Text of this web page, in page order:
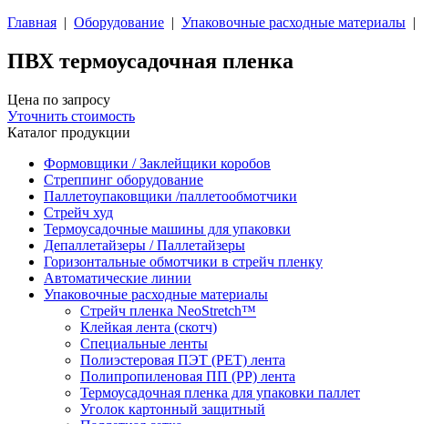
Главная | Оборудование | Упаковочные расходные материалы |
ПВХ термоусадочная пленка
Цена по запросу
Уточнить стоимость
Каталог продукции
Формовщики / Заклейщики коробов
Стреппинг оборудование
Паллетоупаковщики /паллетообмотчики
Стрейч худ
Термоусадочные машины для упаковки
Депаллетайзеры / Паллетайзеры
Горизонтальные обмотчики в стрейч пленку
Автоматические линии
Упаковочные расходные материалы
Стрейч пленка NeoStretch™
Клейкая лента (скотч)
Специальные ленты
Полиэстеровая ПЭТ (PET) лента
Полипропиленовая ПП (PP) лента
Термоусадочная пленка для упаковки паллет
Уголок картонный защитный